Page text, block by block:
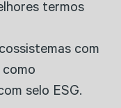
termos
com
selo ESG.